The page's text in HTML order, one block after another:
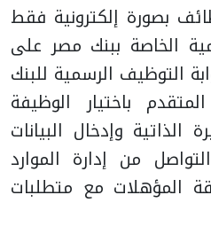
بصورة إلكترونية فقط
الخاصة ببنك مصر على
التوظيف الرسمية للبنك
باختيار الوظيفة
الذاتية وإدخال البيانات
من إدارة الموارد
المؤهلات مع متطلبات